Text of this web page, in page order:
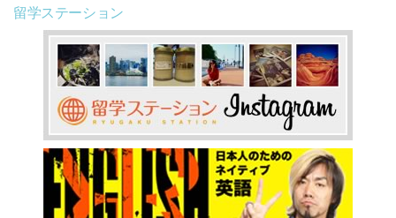
留学ステーション